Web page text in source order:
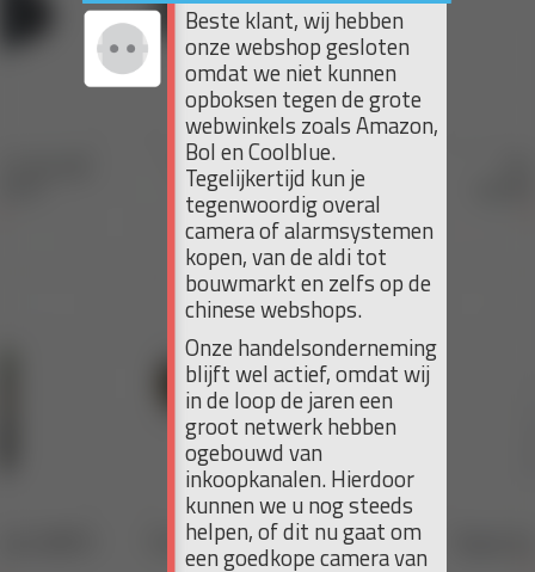
Beste klant, wij hebben
onze webshop gesloten
omdat we niet kunnen
opboksen tegen de grote
webwinkels zoals Amazon,
Bol en Coolblue.
Tegelijkertijd kun je
tegenwoordig overal
camera of alarmsystemen
kopen, van de aldi tot
bouwmarkt en zelfs op de
chinese webshops.
Onze handelsonderneming
blijft wel actief, omdat wij
in de loop de jaren een
groot netwerk hebben
ogebouwd van
inkoopkanalen. Hierdoor
kunnen we u nog steeds
helpen, of dit nu gaat om
een goedkope camera van